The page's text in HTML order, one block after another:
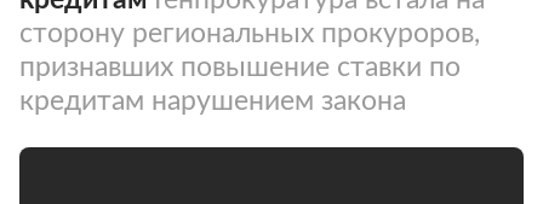
сторону региональных прокуроров,
признавших повышение ставки по
кредитам нарушением закона